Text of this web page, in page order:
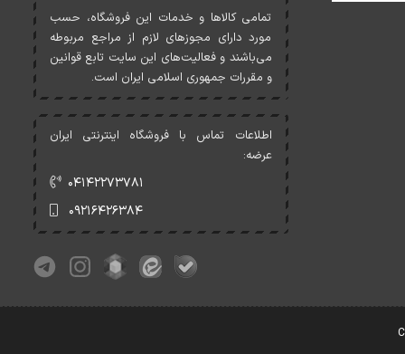
تمامی کالاها و خدمات اين فروشگاه، حسب
مورد دارای مجوزهای لازم از مراجع مربوطه
می‌باشند و فعاليت‌های اين سايت تابع قوانين
و مقررات جمهوری اسلامی ايران است.
اطلاعات تماس با فروشگاه اینترنتی ایران
عرضه:
۰۴۱۴۲۲۷۳۷۸۱
۰۹۲۱۶۴۲۶۳۸۴